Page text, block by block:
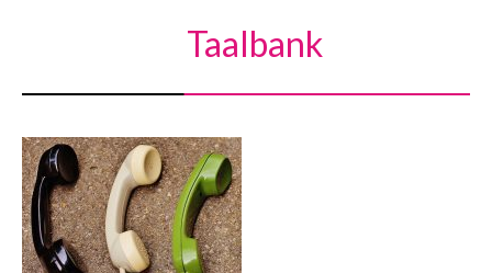
Taalbank